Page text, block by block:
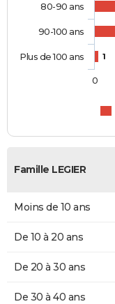
1
80-90 ans
90-100 ans
Plus de 100 ans
0
Famille LEGIER
Moins de 10 ans
De 10 à 20 ans
De 20 à 30 ans
De 30 à 40 ans